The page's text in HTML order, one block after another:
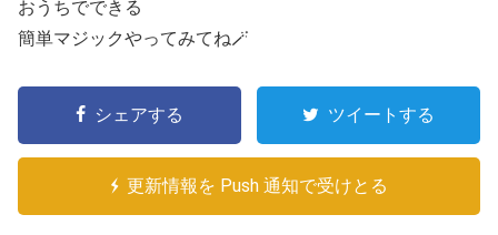
おうちでできる
簡単マジックやってみてね🪄
シェアする ツイートする
更新情報を Push 通知で受けとる